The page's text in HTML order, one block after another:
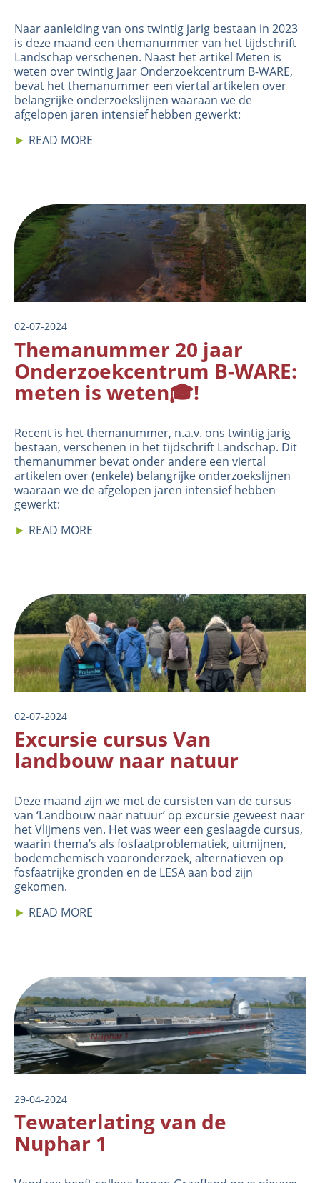
Naar aanleiding van ons twintig jarig bestaan in 2023
is deze maand een themanummer van het tijdschrift
Landschap verschenen. Naast het artikel Meten is
weten over twintig jaar Onderzoekcentrum B-WARE,
bevat het themanummer een viertal artikelen over
belangrijke onderzoekslijnen waaraan we de
afgelopen jaren intensief hebben gewerkt:
► READ MORE
Image
02-07-2024
Themanummer 20 jaar
Onderzoekcentrum B-WARE:
meten is weten🎓!
Recent is het themanummer, n.a.v. ons twintig jarig
bestaan, verschenen in het tijdschrift Landschap. Dit
themanummer bevat onder andere een viertal
artikelen over (enkele) belangrijke onderzoekslijnen
waaraan we de afgelopen jaren intensief hebben
gewerkt:
► READ MORE
Image
02-07-2024
Excursie cursus Van
landbouw naar natuur
Deze maand zijn we met de cursisten van de cursus
van ‘Landbouw naar natuur’ op excursie geweest naar
het Vlijmens ven. Het was weer een geslaagde cursus,
waarin thema’s als fosfaatproblematiek, uitmijnen,
bodemchemisch vooronderzoek, alternatieven op
fosfaatrijke gronden en de LESA aan bod zijn
gekomen.
► READ MORE
Image
29-04-2024
Tewaterlating van de
Nuphar 1